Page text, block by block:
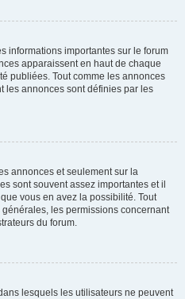
informations importantes sur le forum
apparaissent en haut de chaque
publiées. Tout comme les annonces
les annonces sont définies par les
annonces et seulement sur la
sont souvent assez importantes et il
vous en avez la possibilité. Tout
les permissions concernant
du forum.
lesquels les utilisateurs ne peuvent